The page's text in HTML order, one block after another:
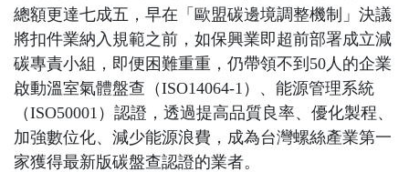
總額更達七成五，早在「歐盟碳邊境調整機制」決議
將扣件業納入規範之前，如保興業即超前部署成立減
碳專責小組，即便困難重重，仍帶領不到50人的企業
啟動溫室氣體盤查（ISO14064-1）、能源管理系統
（ISO50001）認證，透過提高品質良率、優化製程、
加強數位化、減少能源浪費，成為台灣螺絲產業第一
家獲得最新版碳盤查認證的業者。